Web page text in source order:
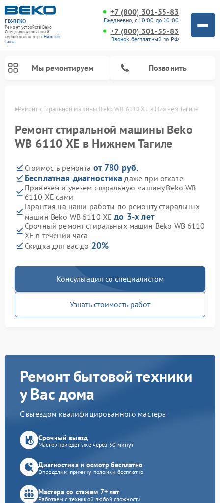
FIX-BEKO
Ремонт устройств Beko
Специализированный
cервисный центр г.Нижний
Тагил
+7 (800) 301-55-83
Ежедневно, с 10:00 до 20:00
+7 (800) 301-55-83
Звонок бесплатный по РФ
Мы ремонтируем Позвонить
Ремонт стиральной машины Beko WB 6110 XE в Нижнем Тагиле
Ремонт стиральной машины Beko
WB 6110 XE в Нижнем Тагиле
Стоимость ремонта от 780 руб.
Бесплатная диагностика даже при отказе
Привезем и увезем стиральную машину Beko WB
6110 XE сами
Гарантия на наши работы по ремонту стиральных
машин Beko WB 6110 XEдо 3-х лет
Срочный ремонт стиральных машин Beko WB 6110
XE в течении часа
Скидка для вас до 20%
Консультация со специалистом
Узнать стоимость работ
Ремонт бытовой техники
у Вас дома
С выездом квалифицированного мастера
Срочный выезд
Мастер приедет уже через 30 минут
Диагностика и осмотр бесплатно
Определим причину поломки бесплатно
Мастера со стажем 7+ лет
Работаем с техникой любой сложности